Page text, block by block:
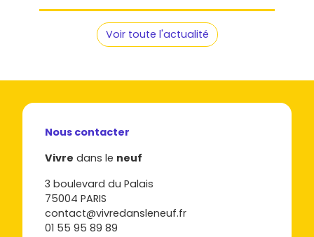
Voir toute l'actualité
Nous contacter
Vivre dans le neuf
3 boulevard du Palais
75004 PARIS
contact@vivredansleneuf.fr
01 55 95 89 89